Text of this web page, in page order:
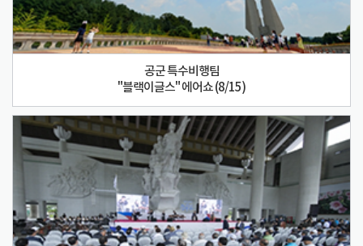
공군 특수비행팀
"블랙이글스" 에어쇼 (8/15)